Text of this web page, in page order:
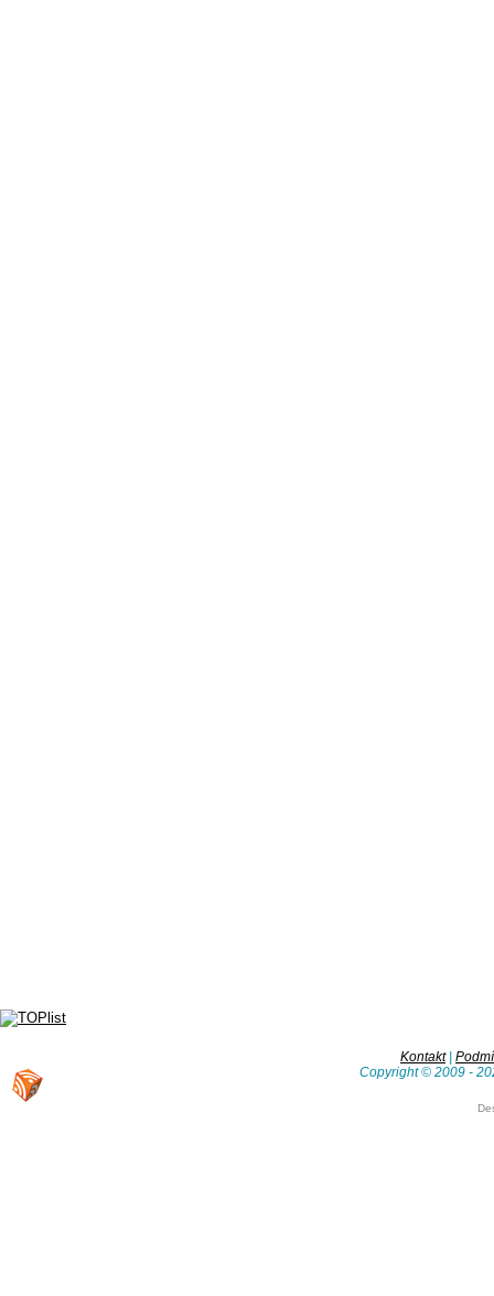
Kontakt|
Copyright © 2009 -